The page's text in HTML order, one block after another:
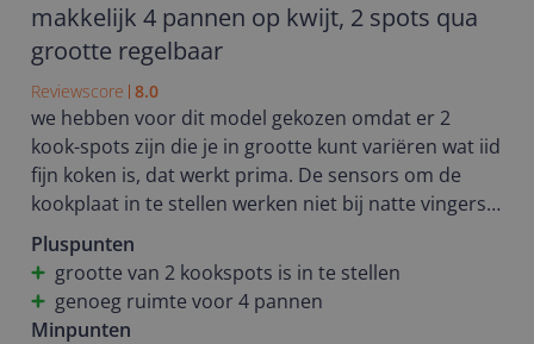
makkelijk 4 pannen op kwijt, 2 spots qua
grootte regelbaar
Reviewscore 8.0
we hebben voor dit model gekozen omdat er 2
kook-spots zijn die je in grootte kunt variëren wat iid
fijn koken is, dat werkt prima. De sensors om de
kookplaat in te stellen werken niet bij natte vingers
en ook met droge handen is het soms even zoeken
naar de juiste druk/aanraking voordat ze reageren.
Eenmaal ingesteld zijnde platen snel op
temperatuur. Veder prima.
Pluspunten
grootte van 2 kookspots is in te stellen
genoeg ruimte voor 4 pannen
Minpunten